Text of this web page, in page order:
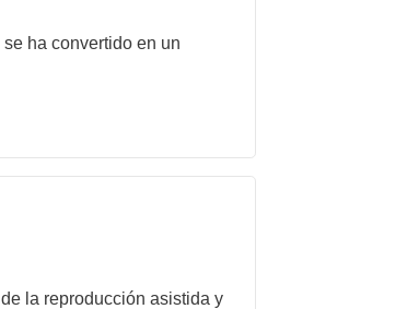
ha convertido en un
la reproducción asistida y